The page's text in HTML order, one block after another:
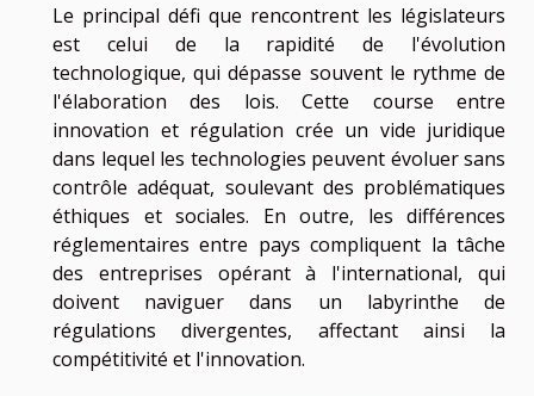
Le principal défi que rencontrent les législateurs
est celui de la rapidité de l'évolution
technologique, qui dépasse souvent le rythme de
l'élaboration des lois. Cette course entre
innovation et régulation crée un vide juridique
dans lequel les technologies peuvent évoluer sans
contrôle adéquat, soulevant des problématiques
éthiques et sociales. En outre, les différences
réglementaires entre pays compliquent la tâche
des entreprises opérant à l'international, qui
doivent naviguer dans un labyrinthe de
régulations divergentes, affectant ainsi la
compétitivité et l'innovation.